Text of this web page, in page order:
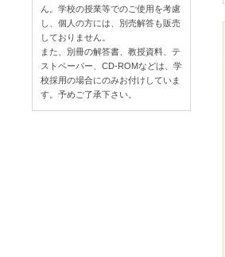
ん。学校の授業等でのご使用を考慮
し、個人の方には、別売解答も販売
しておりません。
また、別冊の解答書、教授資料、テ
ストペーパー、CD-ROMなどは、学
校採用の場合にのみお付けしていま
す。予めご了承下さい。